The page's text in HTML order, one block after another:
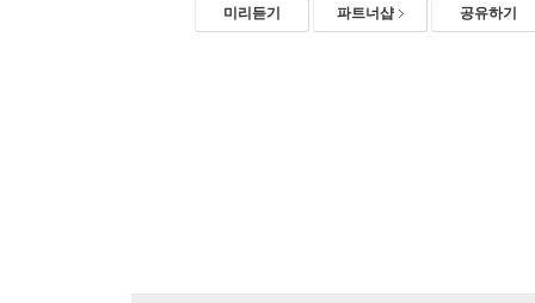
미리듣기 파트너샵 공유하기